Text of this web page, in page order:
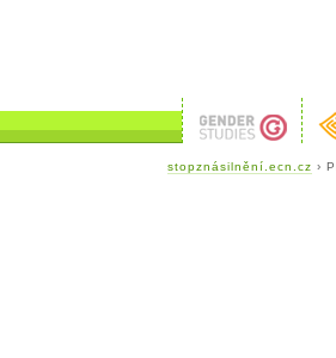
stopznásilnění.ecn.cz ›